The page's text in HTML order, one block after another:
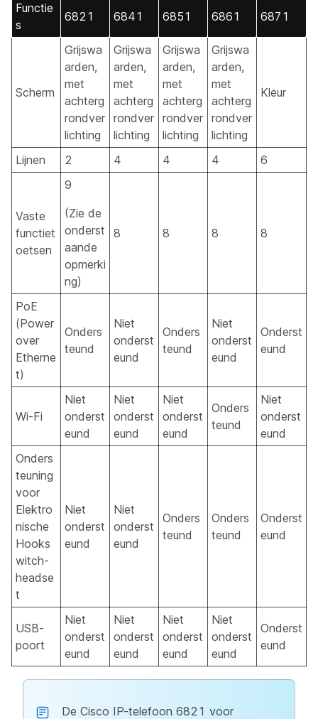
Functie
s
6821 6841 6851 6861 6871
Scherm
Grijswa
arden,
met
achterg
rondver
lichting
Grijswa
arden,
met
achterg
rondver
lichting
Grijswa
arden,
met
achterg
rondver
lichting
Grijswa
arden,
met
achterg
rondver
lichting
Kleur
Lijnen 2 4 4 4 6
Vaste
functiet
oetsen
9
(Zie de
onderst
aande
opmerki
ng)
8 8 8 8
PoE
(Power
over
Etherne
t)
Onders
teund
Niet
onderst
eund
Onders
teund
Niet
onderst
eund
Onderst
eund
Wi-Fi
Niet
onderst
eund
Niet
onderst
eund
Niet
onderst
eund
Onders
teund
Niet
onderst
eund
Onders
teuning
voor
Elektro
nische
Hooks
witch-
headse
t
Niet
onderst
eund
Niet
onderst
eund
Onders
teund
Onders
teund
Onderst
eund
USB-
poort
Niet
onderst
eund
Niet
onderst
eund
Niet
onderst
eund
Niet
onderst
eund
Onderst
eund
De Cisco IP-telefoon 6821 voor